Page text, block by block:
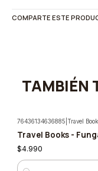
COMPARTE ESTE
TAMBIÉN
76436134636885 Travel
Travel Books -
$4.990